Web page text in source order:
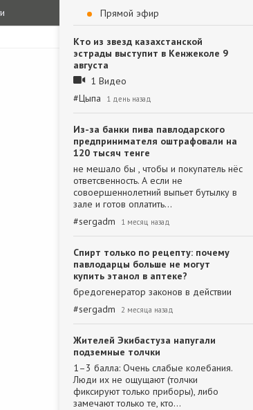
Прямой эфир
Кто из звезд казахстанской
эстрады выступит в Кенжеколе 9
августа
1 Видео
#Цыпа 1 день назад
Из-за банки пива павлодарского
предпринимателя оштрафовали на
120 тысяч тенге
не мешало бы , чтобы и покупатель нёс
ответсвенность. А если не
совоершеннолетний выпьет бутылку в
зале и готов оплатить…
#sergadm 1 месяц назад
Спирт только по рецепту: почему
павлодарцы больше не могут
купить этанол в аптеке?
бредогенератор законов в действии
#sergadm 2 месяца назад
Жителей Экибастуза напугали
подземные толчки
1–3 балла: Очень слабые колебания.
Люди их не ощущают (толчки
фиксируют только приборы), либо
замечают только те, кто…